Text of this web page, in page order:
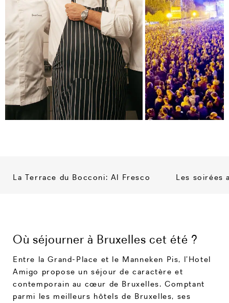
La Terrace du Bocconi: Al Fresco Les soirées
Où séjourner à Bruxelles cet été ?
Entre la Grand-Place et le Manneken Pis, l’Hotel
Amigo propose un séjour de caractère et
contemporain au cœur de Bruxelles. Comptant
parmi les meilleurs hôtels de Bruxelles, ses